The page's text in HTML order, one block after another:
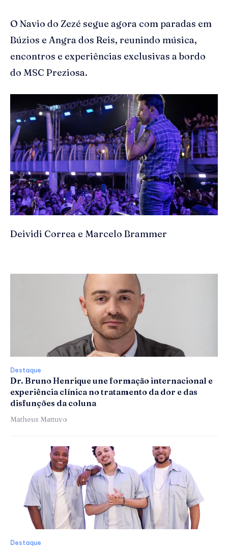
O Navio do Zezé segue agora com paradas em
Búzios e Angra dos Reis, reunindo música,
encontros e experiências exclusivas a bordo
do MSC Preziosa.
Deividi Correa e Marcelo Brammer
Destaque
Dr. Bruno Henrique une formação internacional e
experiência clínica no tratamento da dor e das
disfunções da coluna
Matheus Mattuvo
Destaque